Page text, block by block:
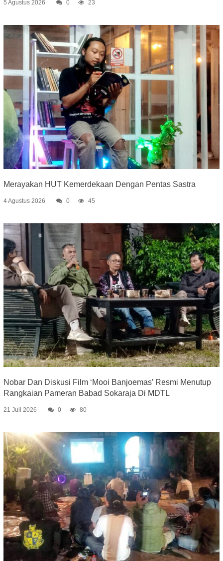
5 Agustus 2026 0 23
Merayakan HUT Kemerdekaan Dengan Pentas Sastra
4 Agustus 2026 0 45
Nobar Dan Diskusi Film ‘Mooi Banjoemas’ Resmi Menutup
Rangkaian Pameran Babad Sokaraja Di MDTL
21 Juli 2026 0 80